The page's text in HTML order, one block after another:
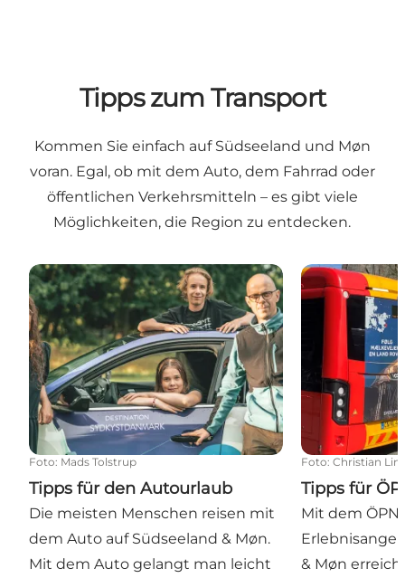
Tipps zum Transport
Kommen Sie einfach auf Südseeland und Møn
voran. Egal, ob mit dem Auto, dem Fahrrad oder
öffentlichen Verkehrsmitteln – es gibt viele
Möglichkeiten, die Region zu entdecken.
Tipps für den Autourlaub
Foto: Mads Tolstrup
Tipps für den Autourlaub
Die meisten Menschen reisen mit
dem Auto auf Südseeland & Møn.
Mit dem Auto gelangt man leicht
Tipps für
Foto: Christian
Tipps für
Mit dem
& Møn